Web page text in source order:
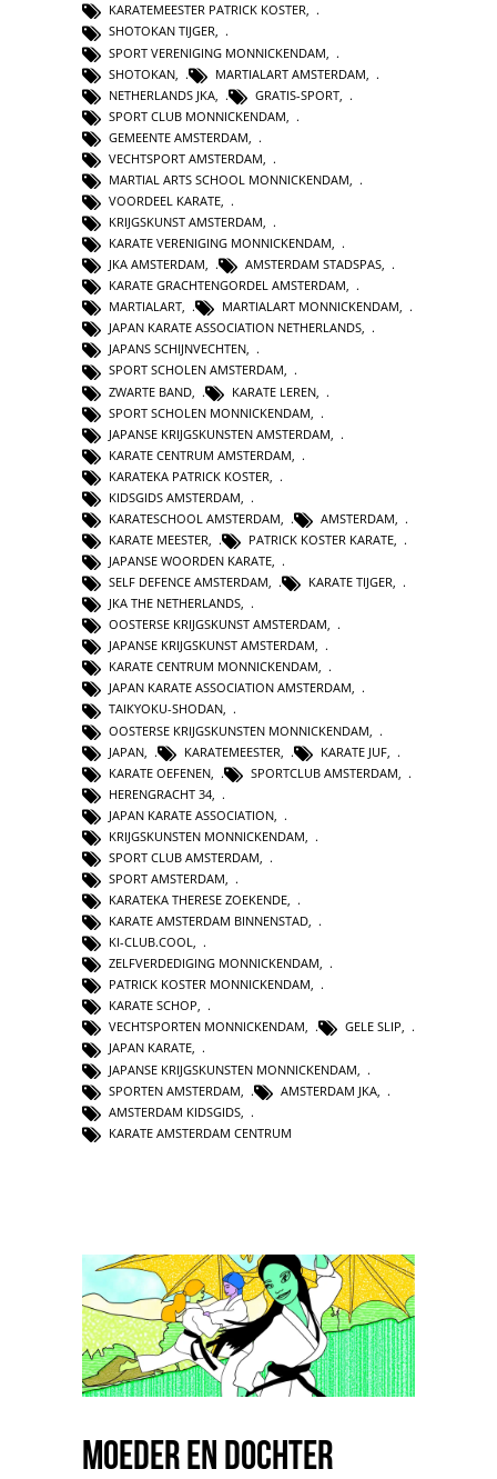
KARATEMEESTER PATRICK KOSTER,
SHOTOKAN TIJGER,
SPORT VERENIGING MONNICKENDAM
SHOTOKAN
MARTIALART AMSTERDAM
NETHERLANDS JKA
GRATIS-SPORT
SPORT CLUB MONNICKENDAM
GEMEENTE AMSTERDAM
VECHTSPORT AMSTERDAM
MARTIAL ARTS SCHOOL MONNICKENDAM
VOORDEEL KARATE
KRIJGSKUNST AMSTERDAM,
KARATE VERENIGING MONNICKENDAM,
JKA AMSTERDAM, AMSTERDAM STADSPAS,
KARATE GRACHTENGORDEL AMSTERDAM,
MARTIALART, MARTIALART MONNICKENDAM,
JAPAN KARATE ASSOCIATION NETHERLANDS,
JAPANS SCHIJNVECHTEN,
SPORT SCHOLEN AMSTERDAM,
ZWARTE BAND
KARATE LEREN
SPORT SCHOLEN MONNICKENDAM
JAPANSE KRIJGSKUNSTEN AMSTERDAM
KARATE CENTRUM AMSTERDAM
KARATEKA PATRICK KOSTER
KIDSGIDS AMSTERDAM
KARATESCHOOL AMSTERDAM
AMSTERDAM
KARATE MEESTER
PATRICK KOSTER KARATE
JAPANSE WOORDEN KARATE,
SELF DEFENCE AMSTERDAM, KARATE TIJGER,
JKA THE NETHERLANDS,
OOSTERSE KRIJGSKUNST AMSTERDAM,
JAPANSE KRIJGSKUNST AMSTERDAM,
KARATE CENTRUM MONNICKENDAM,
JAPAN KARATE ASSOCIATION AMSTERDAM,
TAIKYOKU-SHODAN,
OOSTERSE KRIJGSKUNSTEN MONNICKENDAM
JAPAN
KARATEMEESTER KARATE JUF
KARATE OEFENEN
SPORTCLUB AMSTERDAM
HERENGRACHT 34
JAPAN KARATE ASSOCIATION
KRIJGSKUNSTEN MONNICKENDAM
SPORT CLUB AMSTERDAM
SPORT AMSTERDAM
KARATEKA THERESE ZOEKENDE,
KARATE AMSTERDAM BINNENSTAD,
KI-CLUB.COOL,
ZELFVERDEDIGING MONNICKENDAM,
PATRICK KOSTER MONNICKENDAM,
KARATE SCHOP,
VECHTSPORTEN MONNICKENDAM, GELE SLIP,
JAPAN KARATE,
JAPANSE KRIJGSKUNSTEN MONNICKENDAM
SPORTEN AMSTERDAM
AMSTERDAM JKA
AMSTERDAM KIDSGIDS
KARATE AMSTERDAM CENTRUM
Moeder en Dochter